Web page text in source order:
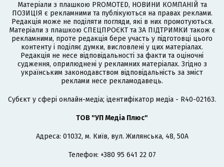
Матеріали з плашкою PROMOTED, НОВИНИ КОМПАНІЙ та
ПОЗИЦІЯ є рекламними та публікуються на правах реклами.
Редакція може не поділяти погляди, які в них промотуються.
Матеріали з плашкою СПЕЦПРОЄКТ та ЗА ПІДТРИМКИ також є
рекламними, проте редакція бере участь у підготовці цього
контенту і поділяє думки, висловлені у цих матеріалах.
Редакція не несе відповідальності за факти та оціночні
судження, оприлюднені у рекламних матеріалах. Згідно з
українським законодавством відповідальність за зміст
реклами несе рекламодавець.
Cубєкт у сфері онлайн-медіа; ідентифікатор медіа - R40-02163.
ТОВ "УП Медіа Плюс"
Адреса: 01032, м. Київ, вул. Жилянська, 48, 50А
Телефон: +380 95 641 22 07